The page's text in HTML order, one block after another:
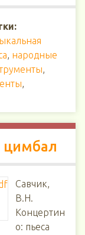
, народные
,
,
цимбал
Савчик,
В.Н.
Концертин
о: пьеса